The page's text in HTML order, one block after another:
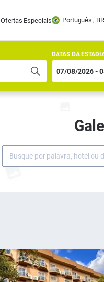
Ofertas Especiais Português ,
DATAS DA